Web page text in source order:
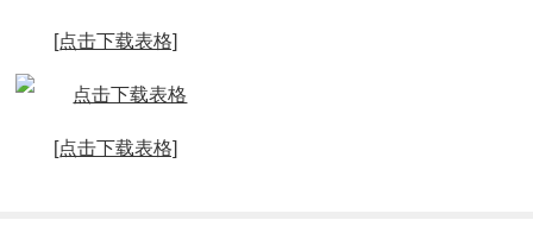
[点击下载表格]
[点击下载表格]